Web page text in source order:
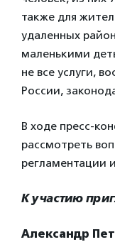
также для
удаленных
маленькими
не все услуги,
России,
В ходе пресс-
рассмотреть
регламентации
К участию
Александр